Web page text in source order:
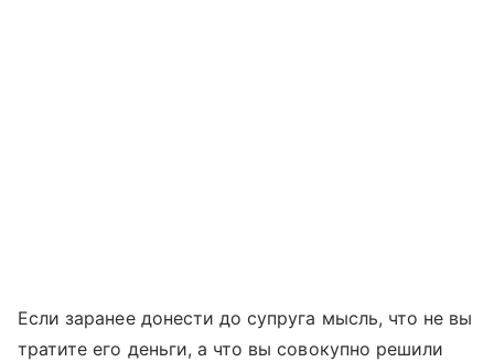
Если заранее донести до супруга мысль, что не вы
тратите его деньги, а что вы совокупно решили